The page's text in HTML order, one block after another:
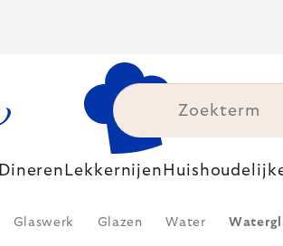
Dineren Lekkernijen
Glaswerk Glazen Water